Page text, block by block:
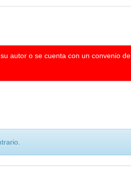
autor o se cuenta con un convenio de